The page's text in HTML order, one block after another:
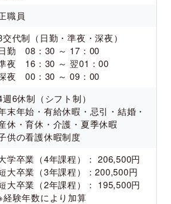
職員
交代制（日勤・準夜・深夜）
勤 08：30 ～ 17：00
夜 16：30 ～ 翌01：00
夜 00：30 ～ 09：00
週6休制（シフト制）
末年始・有給休暇・忌引・結婚・
休・育休・介護・夏季休暇
供の看護休暇制度
学卒業（4年課程）： 206,500円
大卒業（3年課程）：200,500円
大卒業（2年課程）： 195,500円
経験年数により加算